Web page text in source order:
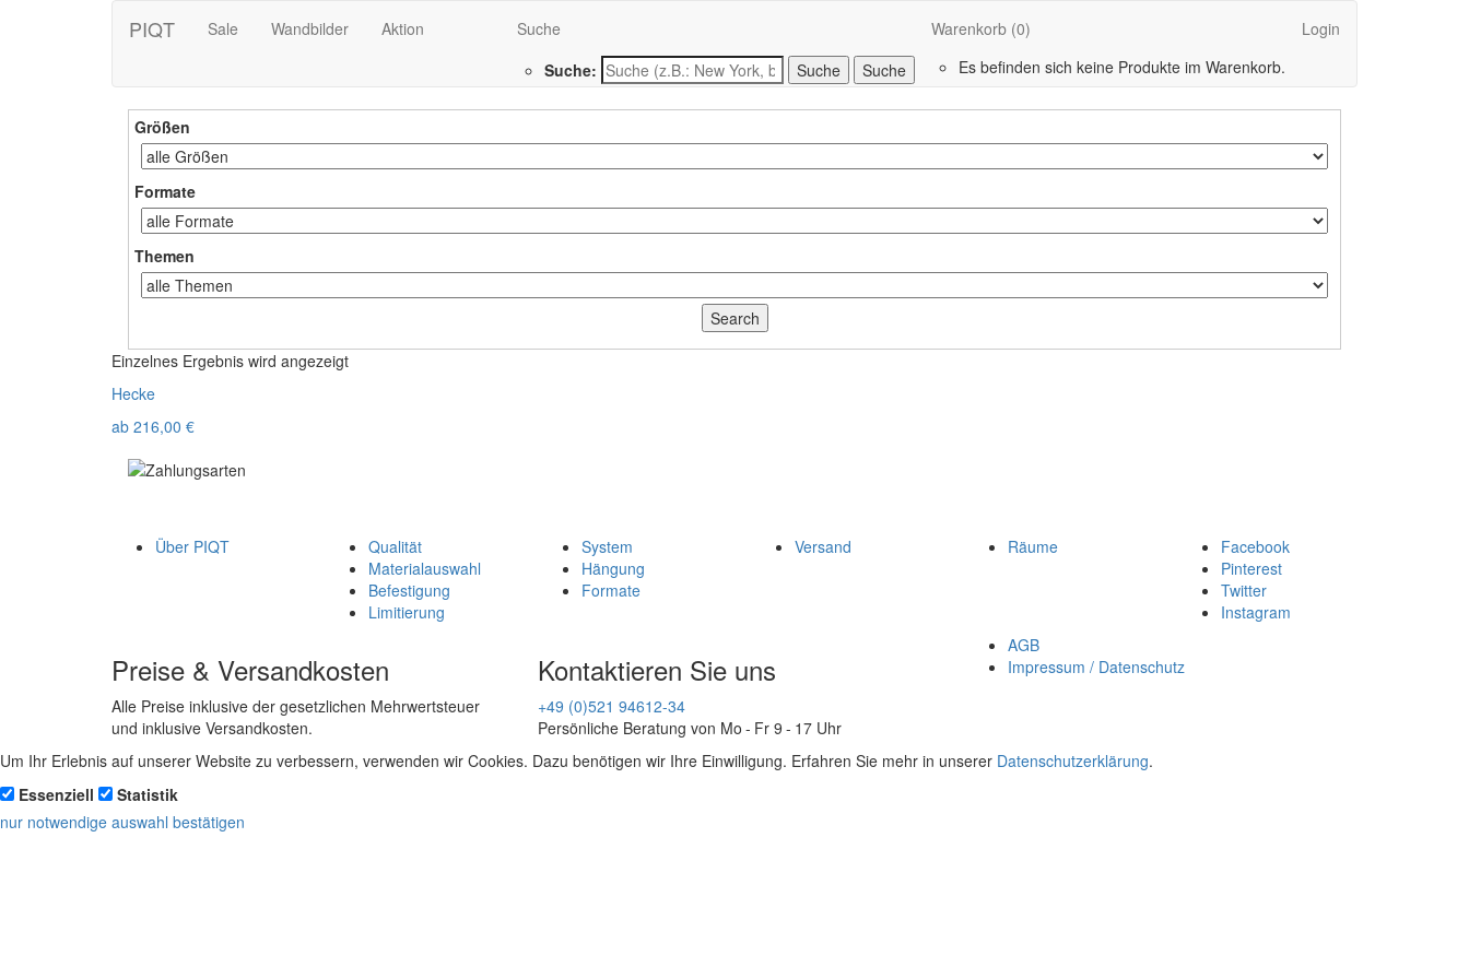
PIQT Sale Wandbilder Aktion
Suche
Suche:
Suche
Warenkorb (0)
Es befinden sich keine Produkte im Warenkorb.
Login
Größen
Formate
Themen
Einzelnes Ergebnis wird angezeigt
Hecke
ab 216,00 €
Über PIQT
Qualität
Materialauswahl
Befestigung
Limitierung
System
Hängung
Formate
Versand Räume
Facebook
Pinterest
Twitter
Instagram
Preise & Versandkosten
Alle Preise inklusive der gesetzlichen Mehrwertsteuer
und inklusive Versandkosten.
Kontaktieren Sie uns
+49 (0)521 94612-34
Persönliche Beratung von Mo - Fr 9 - 17 Uhr
AGB
Impressum / Datenschutz
Um Ihr Erlebnis auf unserer Website zu verbessern, verwenden wir Cookies. Dazu benötigen wir Ihre Einwilligung. Erfahren Sie mehr in unserer Datenschutzerklärung.
Essenziell
Statistik
nur notwendige auswahl bestätigen